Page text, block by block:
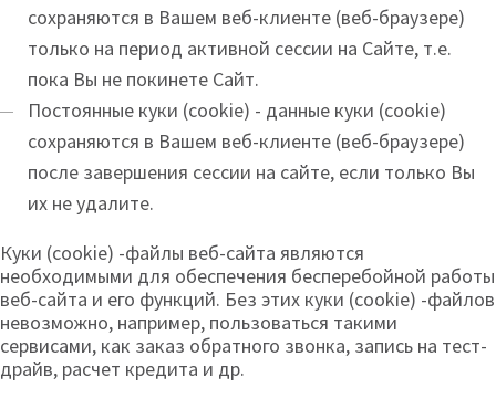
сохраняются в Вашем веб-клиенте (веб-браузере)
только на период активной сессии на Сайте, т.е.
пока Вы не покинете Сайт.
Постоянные куки (cookie) - данные куки (cookie)
сохраняются в Вашем веб-клиенте (веб-браузере)
после завершения сессии на сайте, если только Вы
их не удалите.
Куки (cookie) -файлы веб-сайта являются
необходимыми для обеспечения бесперебойной работы
веб-сайта и его функций. Без этих куки (cookie) -файлов
невозможно, например, пользоваться такими
сервисами, как заказ обратного звонка, запись на тест-
драйв, расчет кредита и др.